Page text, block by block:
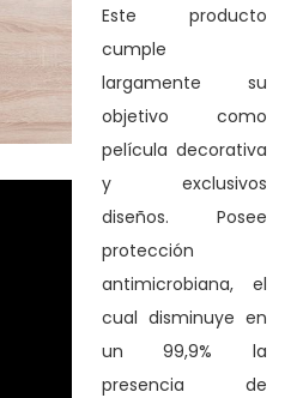
Este producto
cumple
largamente su
objetivo como
película decorativa
y exclusivos
diseños. Posee
protección
antimicrobiana, el
cual disminuye en
un 99,9% la
presencia de